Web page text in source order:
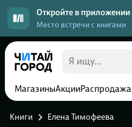
Откройте в приложении
Место встречи с книгами
МагазиныАкцииРаспродажа
Книги Елена Тимофеева